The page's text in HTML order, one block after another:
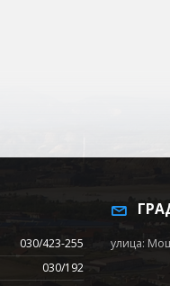
030/423-255
030/192
улица: